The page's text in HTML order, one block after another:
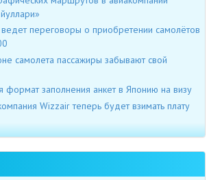
переговоры о приобретении самолётов
самолета пассажиры забывают свой
формат заполнения анкет в Японию на визу
Wizzair теперь будет взимать плату